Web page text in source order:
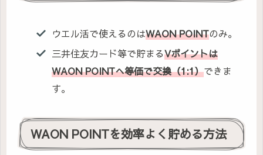
ウエル活で使えるのはWAON POINTのみ。
三井住友カード等で貯まるVポイントは
WAON POINTへ等価で交換（1:1）できま
す。
WAON POINTを効率よく貯める方法